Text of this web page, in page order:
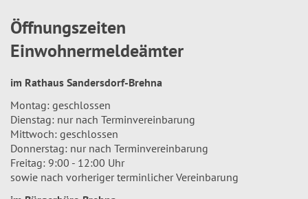
Öffnungszeiten
Einwohnermeldeämter
im Rathaus Sandersdorf-Brehna
Montag: geschlossen
Dienstag: nur nach Terminvereinbarung
Mittwoch: geschlossen
Donnerstag: nur nach Terminvereinbarung
Freitag: 9:00 - 12:00 Uhr
sowie nach vorheriger terminlicher Vereinbarung